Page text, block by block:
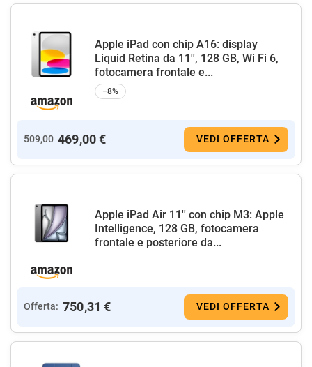
Apple iPad con chip A16: display
Liquid Retina da 11'', 128 GB, Wi Fi 6,
fotocamera frontale e...
−8%
509,00 469,00 € VEDI OFFERTA
Apple iPad Air 11'' con chip M3: Apple
Intelligence, 128 GB, fotocamera
frontale e posteriore da...
Offerta: 750,31 € VEDI OFFERTA